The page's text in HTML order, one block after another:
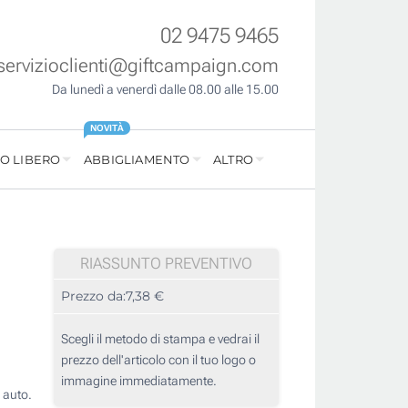
02 9475 9465
Da lunedì a venerdì dalle 08.00 alle 15.00
LIBERO ABBIGLIAMENTO
NOVITÀ
ALTRO
auto.
RIASSUNTO PREVENTIVO
Prezzo da:7,38 €
Scegli il metodo di stampa e vedrai il
prezzo dell'articolo con il tuo logo o
immagine immediatamente.